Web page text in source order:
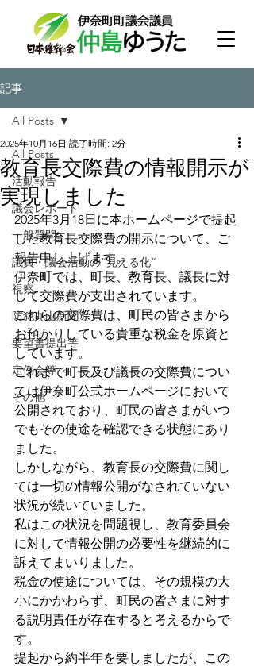
記事
All Posts
活動報告
議会レポート
一般質問
議員・議会活動の“見える化”
視察
防犯丸山新聞
要望書提出等
定例会等
その他
All Posts
教育長交際費の情報開示が
実現しました
2025年10月16日 読了時間: 2分
2025年3月18日に本ホームページで提起
した教育長交際費の開示について、ご
報告申し上げます。
伊奈町では、町長、教育長、議長に対
して交際費が支出されています。
これらの交際費は、町民の皆さまから
お預かりしている貴重な税金を原資と
しています。
これまで町長及び議長の交際費につい
ては伊奈町公式ホームページにおいて
公開されており、町民の皆さまがいつ
でもその使途を確認できる状態にあり
ました。
しかしながら、教育長の交際費に関し
ては一切の情報公開がなされていない
状況が続いていました。
私はこの状況を問題視し、教育委員会
に対して情報公開の必要性を継続的に
訴えてまいりました。
税金の使途については、その規模の大
小にかかわらず、町民の皆さまに対す
る説明責任が存在すると考えるからで
す。
提起から約半年を要しましたが、この